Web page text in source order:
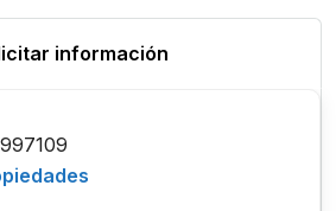
información